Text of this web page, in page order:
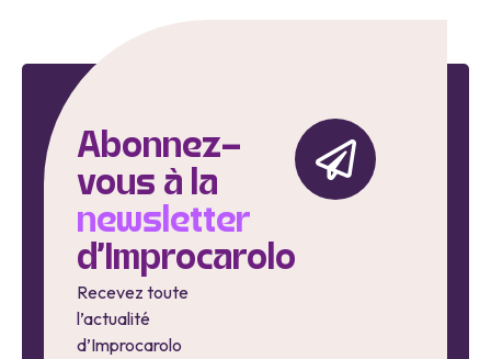
Abonnez-
vous à la
newsletter
d'Improcarolo
Recevez toute
l’actualité
d’Improcarolo